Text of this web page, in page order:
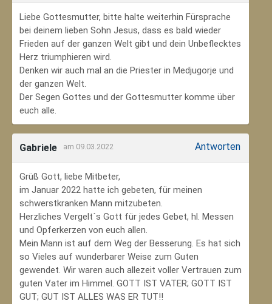
Liebe Gottesmutter, bitte halte weiterhin Fürsprache
bei deinem lieben Sohn Jesus, dass es bald wieder
Frieden auf der ganzen Welt gibt und dein Unbeflecktes
Herz triumphieren wird.
Denken wir auch mal an die Priester in Medjugorje und
der ganzen Welt.
Der Segen Gottes und der Gottesmutter komme über
euch alle.
Gabriele am 09.03.2022 Antworten
Grüß Gott, liebe Mitbeter,
im Januar 2022 hatte ich gebeten, für meinen
schwerstkranken Mann mitzubeten.
Herzliches Vergelt´s Gott für jedes Gebet, hl. Messen
und Opferkerzen von euch allen.
Mein Mann ist auf dem Weg der Besserung. Es hat sich
so Vieles auf wunderbarer Weise zum Guten
gewendet. Wir waren auch allezeit voller Vertrauen zum
guten Vater im Himmel. GOTT IST VATER; GOTT IST
GUT; GUT IST ALLES WAS ER TUT!!